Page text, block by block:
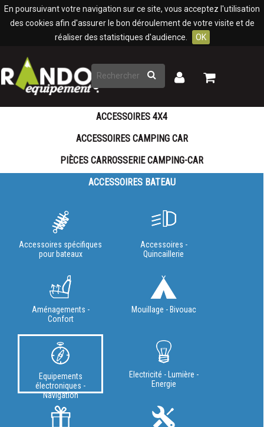
En poursuivant votre navigation sur ce site, vous acceptez l'utilisation
des cookies afin d'assurer le bon déroulement de votre visite et de
réaliser des statistiques d'audience.
OK
Rechercher
Mon
Mon
ACCESSOIRES 4X4
ACCESSOIRES CAMPING CAR
PIÈCES CARROSSERIE CAMPING-CAR
ACCESSOIRES BATEAU
Accessoires spécifiques
pour bateaux
Accessoires -
Quincaillerie
Aménagements -
Confort
Mouillage - Bivouac
Equipements
électroniques -
Navigation
Electricité - Lumière -
Energie
Panneau de gestion des cookies